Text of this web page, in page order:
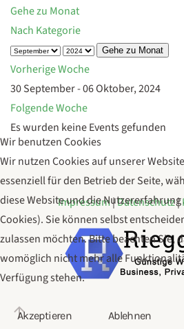
Gehe zu Monat
Nach Kategorie
Gehe zu Monat
Vorherige Woche
30 September - 06 Oktober, 2024
Folgende Woche
Es wurden keine Events gefunden
Impressum|Datenschutz|
Wir benutzen Cookies
Wir nutzen Cookies auf unserer
essenziell für den Betrieb der Seite,
diese Website und die
Cookies). Sie können selbst
zulassen möchten. Bitte beachten Sie,
womöglich nicht mehr alle
Verfügung stehen.
Akzeptieren Ablehnen